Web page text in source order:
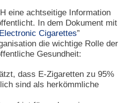
eine achtseitige Information
In dem Dokument mit
Cigarettes”
die wichtige Rolle der
Gesundheit:
dass E-Zigaretten zu 95%
sind als herkömmliche